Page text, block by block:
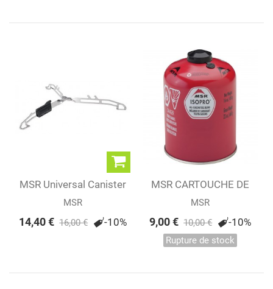
MSR Universal Canister
Stand
MSR
14,40 € 16,00 € -10%
MSR CARTOUCHE DE
GAZ ISOPRO 450 G
MSR
9,00 € 10,00 € -10%
Rupture de stock